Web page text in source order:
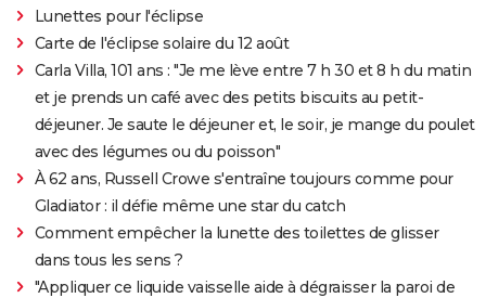
Lunettes pour l'éclipse
Carte de l'éclipse solaire du 12 août
Carla Villa, 101 ans : "Je me lève entre 7 h 30 et 8 h du matin
et je prends un café avec des petits biscuits au petit-
déjeuner. Je saute le déjeuner et, le soir, je mange du poulet
avec des légumes ou du poisson"
À 62 ans, Russell Crowe s'entraîne toujours comme pour
Gladiator : il défie même une star du catch
Comment empêcher la lunette des toilettes de glisser
dans tous les sens ?
"Appliquer ce liquide vaisselle aide à dégraisser la paroi de